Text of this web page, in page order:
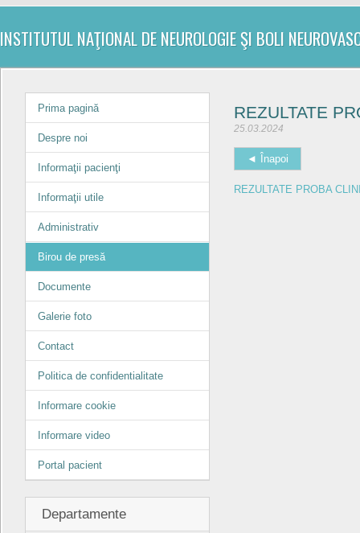
INSTITUTUL NAŢIONAL DE NEUROLOGIE ŞI BOLI
Prima pagină
Despre noi
Informaţii pacienţi
Informaţii utile
Administrativ
Birou de presă
Documente
Galerie foto
Contact
Politica de confidentialitate
Informare cookie
Informare video
Portal pacient
Departamente
REZULTATE
25.03.2024
◄ Înapoi
REZULTATE PROBA